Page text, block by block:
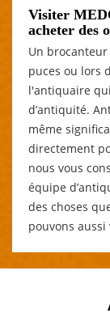
Visiter
acheter des
Un
puces ou lors
l'antiquaire
d’antiquité.
même
directement
nous vous
équipe
des choses
pouvons